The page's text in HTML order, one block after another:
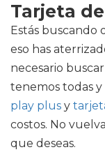
Tarjeta
Estás buscando
eso has
necesario
tenemos todas
play plus y
costos. No
que deseas.